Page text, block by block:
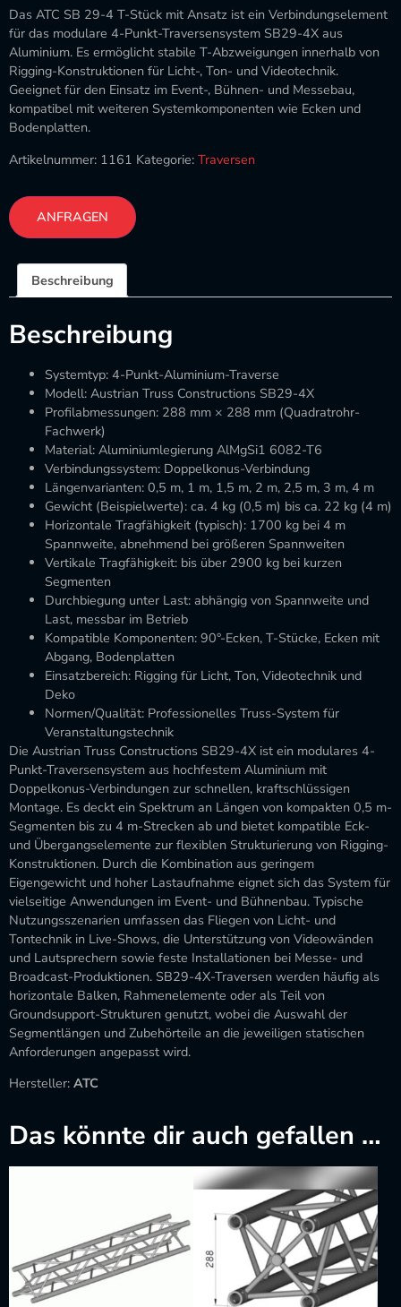
Das ATC SB 29-4 T-Stück mit Ansatz ist ein Verbindungselement
für das modulare 4-Punkt-Traversensystem SB29-4X aus
Aluminium. Es ermöglicht stabile T-Abzweigungen innerhalb von
Rigging-Konstruktionen für Licht-, Ton- und Videotechnik.
Geeignet für den Einsatz im Event-, Bühnen- und Messebau,
kompatibel mit weiteren Systemkomponenten wie Ecken und
Bodenplatten.
Artikelnummer: 1161 Kategorie: Traversen
ANFRAGEN
Beschreibung
Beschreibung
Systemtyp: 4-Punkt-Aluminium-Traverse
Modell: Austrian Truss Constructions SB29-4X
Profilabmessungen: 288 mm × 288 mm (Quadratrohr-
Fachwerk)
Material: Aluminiumlegierung AlMgSi1 6082-T6
Verbindungssystem: Doppelkonus-Verbindung
Längenvarianten: 0,5 m, 1 m, 1,5 m, 2 m, 2,5 m, 3 m, 4 m
Gewicht (Beispielwerte): ca. 4 kg (0,5 m) bis ca. 22 kg (4 m)
Horizontale Tragfähigkeit (typisch): 1700 kg bei 4 m
Spannweite, abnehmend bei größeren Spannweiten
Vertikale Tragfähigkeit: bis über 2900 kg bei kurzen
Segmenten
Durchbiegung unter Last: abhängig von Spannweite und
Last, messbar im Betrieb
Kompatible Komponenten: 90°-Ecken, T-Stücke, Ecken mit
Abgang, Bodenplatten
Einsatzbereich: Rigging für Licht, Ton, Videotechnik und
Deko
Normen/Qualität: Professionelles Truss-System für
Veranstaltungstechnik
Die Austrian Truss Constructions SB29-4X ist ein modulares 4-
Punkt-Traversensystem aus hochfestem Aluminium mit
Doppelkonus-Verbindungen zur schnellen, kraftschlüssigen
Montage. Es deckt ein Spektrum an Längen von kompakten 0,5 m-
Segmenten bis zu 4 m-Strecken ab und bietet kompatible Eck-
und Übergangselemente zur flexiblen Strukturierung von Rigging-
Konstruktionen. Durch die Kombination aus geringem
Eigengewicht und hoher Lastaufnahme eignet sich das System für
vielseitige Anwendungen im Event- und Bühnenbau. Typische
Nutzungsszenarien umfassen das Fliegen von Licht- und
Tontechnik in Live-Shows, die Unterstützung von Videowänden
und Lautsprechern sowie feste Installationen bei Messe- und
Broadcast-Produktionen. SB29-4X-Traversen werden häufig als
horizontale Balken, Rahmenelemente oder als Teil von
Groundsupport-Strukturen genutzt, wobei die Auswahl der
Segmentlängen und Zubehörteile an die jeweiligen statischen
Anforderungen angepasst wird.
Hersteller: ATC
Das könnte dir auch gefallen …